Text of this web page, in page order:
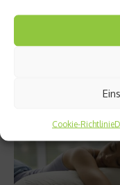
Cookie-Richtlinie